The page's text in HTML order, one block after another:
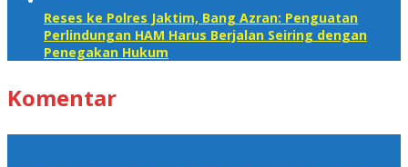
Reses ke Polres Jaktim, Bang Azran: Penguatan
Perlindungan HAM Harus Berjalan Seiring dengan
Penegakan Hukum
Komentar